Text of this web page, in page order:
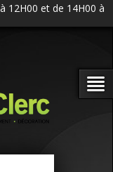
12H00 et de 14H00 à